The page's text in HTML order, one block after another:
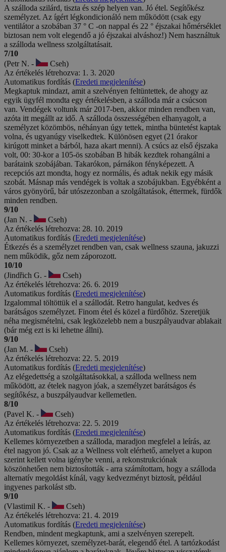
A szálloda szilárd, tiszta és szép helyen van. Jó étel. Segítőkész
személyzet. Az ígért légkondicionáló nem működött (csak egy
ventilátor a szobában 37 ° C -on nappal és 22 ° éjszakai hőmérséklet
biztosan nem volt elegendő a jó éjszakai alváshoz!) Nem használtuk
a szálloda wellness szolgáltatásait.
7/10
(Petr N. -
Cseh)
Az értékelés létrehozva: 1. 3. 2020
Automatikus fordítás (Eredeti megjelenítése)
Megkaptuk mindazt, amit a szelvényen feltüntettek, de ahogy az
egyik ügyfél mondta egy értékelésben, a szálloda már a csúcson
van. Vendégek voltunk már 2017-ben, akkor minden rendben van,
azóta itt megállt az idő. A szálloda összességében elhanyagolt, a
személyzet közömbös, néhányan úgy tettek, mintha büntetést kaptak
volna, és ugyanúgy viselkedtek. Különösen egyet (21 órakor
kirúgott minket a bárból, haza akart menni). A csúcs az első éjszaka
volt, 00: 30-kor a 105-ös szobában B hibák kezdtek rohangálni a
barátaink szobájában. Takarókon, párnákon fényképezett. A
recepciós azt mondta, hogy ez normális, és adtak nekik egy másik
szobát. Másnap más vendégek is voltak a szobájukban. Egyébként a
város gyönyörű, bár utószezonban a szolgáltatások, éttermek, fürdők
minden rendben.
9/10
(Jan N. -
Cseh)
Az értékelés létrehozva: 28. 10. 2019
Automatikus fordítás (Eredeti megjelenítése)
Étkezés és a személyzet rendben van, csak wellness szauna, jakuzzi
nem működik, gőz nem záporozott.
10/10
(Jindřich G. -
Cseh)
Az értékelés létrehozva: 26. 6. 2019
Automatikus fordítás (Eredeti megjelenítése)
Izgalommal töltöttük el a szállodát. Retro hangulat, kedves és
barátságos személyzet. Finom étel és közel a fürdőhöz. Szeretjük
néha megismételni, csak legközelebb nem a buszpályaudvar ablakait
(bár még ezt is ki lehetne állni).
9/10
(Jan M. -
Cseh)
Az értékelés létrehozva: 22. 5. 2019
Automatikus fordítás (Eredeti megjelenítése)
Az elégedettség a szolgáltatásokkal, a szálloda wellness nem
működött, az ételek nagyon jóak, a személyzet barátságos és
segítőkész, a buszpályaudvar kellemetlen.
8/10
(Pavel K. -
Cseh)
Az értékelés létrehozva: 22. 5. 2019
Automatikus fordítás (Eredeti megjelenítése)
Kellemes környezetben a szálloda, maradjon megfelel a leírás, az
étel nagyon jó. Csak az a Wellness volt elérhető, amelyet a kupon
szerint kellett volna igénybe venni, a rekonstrukciónak
köszönhetően nem biztosították - arra számítottam, hogy a szálloda
alternatív megoldást kínál, vagy kedvezményt biztosít, például
ingyenes parkolást stb.
9/10
(Vlastimil K. -
Cseh)
Az értékelés létrehozva: 21. 4. 2019
Automatikus fordítás (Eredeti megjelenítése)
Rendben, mindent megkaptunk, ami a szelvényen szerepelt.
Kellemes környezet, személyzet-barát, elegendő étel. A tartózkodást